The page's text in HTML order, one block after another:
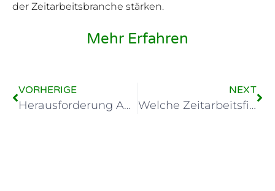
der Zeitarbeitsbranche stärken.
Mehr Erfahren
VORHERIGE
Herausforderung Ablösesumme: Fairness in der Zeitarbeit?
NEXT
Welche Zeitarbeitsfirma bietet den größten Mehrwert?